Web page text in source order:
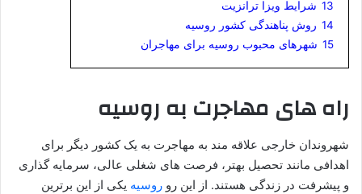
13 شرایط ویزا ترانزیت
14 روش پناهندگی کشور روسیه
15 شهرهای محبوب روسیه برای مهاجران
راه های مهاجرت به روسیه
شهروندان خارجی علاقه مند به مهاجرت به یک کشور دیگر برای
اهدافی مانند تحصیل بهتر، فرصت های شغلی عالی، سرمایه گذاری
و پیشرفت در زندگی هستند. از این رو روسیه یکی از این برترین